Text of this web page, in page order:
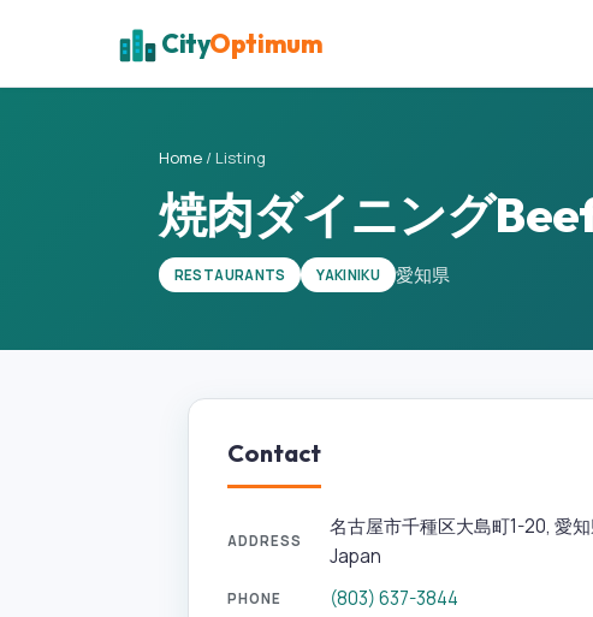
CityOptimum
Home / Listing
焼肉ダイニング
RESTAURANTS YAKINIKU 愛知県
Contact
ADDRESS
名古屋市千種区大島町1-20, 愛
Japan
PHONE (803) 637-3844